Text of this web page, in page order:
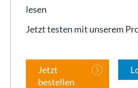
lesen
Jetzt testen mit unserem
Jetzt
bestellen